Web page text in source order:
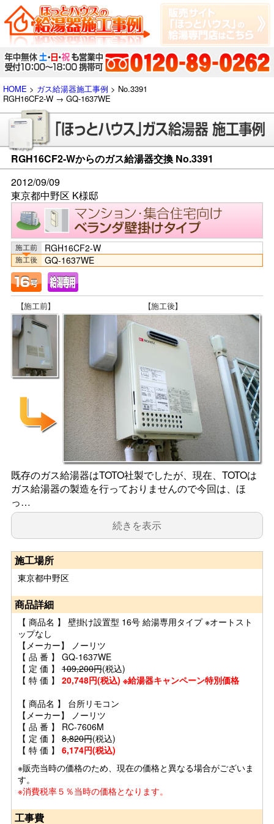
HOME > ガス給湯器施工事例 > No.3391
RGH16CF2-W → GQ-1637WE
RGH16CF2-Wからのガス給湯器交換 No.3391
2012/09/09
東京都中野区 K様邸
RGH16CF2-W
GQ-1637WE
既存のガス給湯器はTOTO社製でしたが、現在、TOTOは
ガス給湯器の製造を行っておりませんので今回は、ほ
っ…
続きを表示
施工場所
東京都中野区
商品詳細
【 商品名 】 壁掛け設置型 16号 給湯専用タイプ ※オートスト
ップなし
【メーカー】 ノーリツ
【 品 番 】 GQ-1637WE
【 定 価 】 109,200円(税込)
【 特 価 】 20,748円(税込) ※給湯器キャンペーン特別価格
【 商品名 】 台所リモコン
【メーカー】 ノーリツ
【 品 番 】 RC-7606M
【 定 価 】 8,820円(税込)
【 特 価 】 6,174円(税込)
※販売当時の価格のため、現在の価格と異なる場合がございま
す。
※消費税率５％当時の価格となります。
工事費